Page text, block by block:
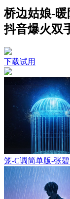
桥边姑娘-
抖音爆火双
下载试用
笼-C调简单版-张